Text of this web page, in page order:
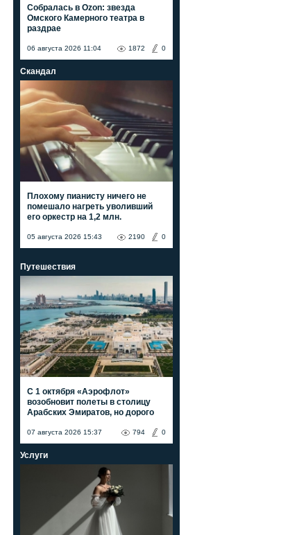
Собралась в Ozon: звезда
Омского Камерного театра в
раздрае
06 августа 2026 11:04 0
1872
Скандал
Плохому пианисту ничего не
помешало нагреть уволивший
его оркестр на 1,2 млн.
05 августа 2026 15:43 0
2190
Путешествия
С 1 октября «Аэрофлот»
возобновит полеты в столицу
Арабских Эмиратов, но дорого
07 августа 2026 15:37 0
794
Услуги